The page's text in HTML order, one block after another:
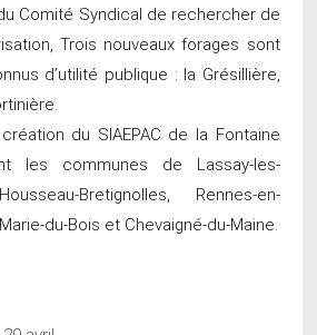
Comité Syndical de rechercher de
Trois nouveaux forages sont
d’utilité publique : la Grésillière,
du SIAEPAC de la Fontaine
les communes de Lassay-les-
Bretignolles, Rennes-en-
du-Bois et Chevaigné-du-Maine.